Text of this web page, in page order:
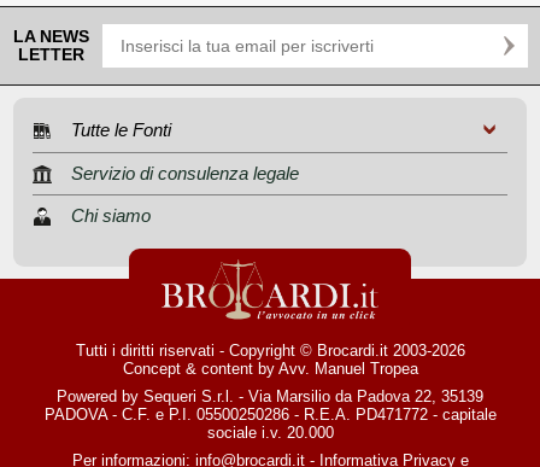
LA NEWS
LETTER
Tutte le Fonti
Servizio di consulenza legale
Chi siamo
Tutti i diritti riservati - Copyright © Brocardi.it 2003-2026
Concept & content by Avv. Manuel Tropea
Powered by Sequeri S.r.l. - Via Marsilio da Padova 22, 35139
PADOVA - C.F. e P.I. 05500250286 - R.E.A. PD471772 - capitale
sociale i.v. 20.000
Per informazioni: info@brocardi.it- Informativa Privacye